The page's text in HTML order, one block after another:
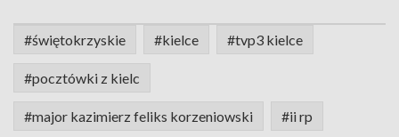
#świętokrzyskie #kielce #tvp3 kielce
#pocztówki z kielc
#major kazimierz feliks korzeniowski #ii rp